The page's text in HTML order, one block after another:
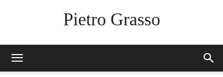
Pietro Grasso